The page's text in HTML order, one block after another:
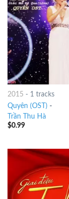
2015 - 1 tracks
Quyên (OST) -
Trần Thu Hà
$0.99